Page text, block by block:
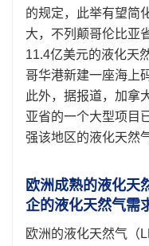
的规定，此举有望简
大，不列颠哥伦比亚
11.4亿美元的液化天
哥华港新建一座海上
此外，据报道，加拿
亚省的一个大型项目
强该地区的液化天然
欧洲成熟的液化天
企的液化天然气需
欧洲的液化天然气（